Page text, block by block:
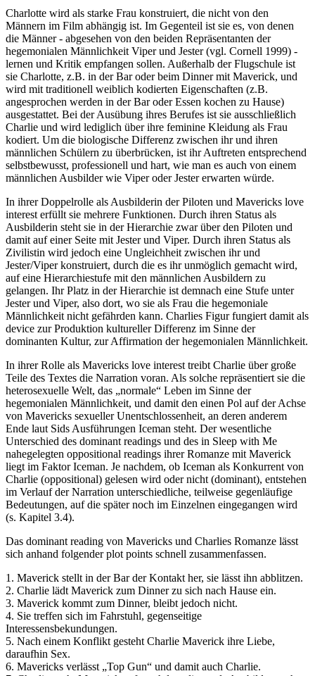
Charlotte wird als starke Frau konstruiert, die nicht von den
Männern im Film abhängig ist. Im Gegenteil ist sie es, von denen
die Männer - abgesehen von den beiden Repräsentanten der
hegemonialen Männlichkeit Viper und Jester (vgl. Cornell 1999) -
lernen und Kritik empfangen sollen. Außerhalb der Flugschule ist
sie Charlotte, z.B. in der Bar oder beim Dinner mit Maverick, und
wird mit traditionell weiblich kodierten Eigenschaften (z.B.
angesprochen werden in der Bar oder Essen kochen zu Hause)
ausgestattet. Bei der Ausübung ihres Berufes ist sie ausschließlich
Charlie und wird lediglich über ihre feminine Kleidung als Frau
kodiert. Um die biologische Differenz zwischen ihr und ihren
männlichen Schülern zu überbrücken, ist ihr Auftreten entsprechend
selbstbewusst, professionell und hart, wie man es auch von einem
männlichen Ausbilder wie Viper oder Jester erwarten würde.
In ihrer Doppelrolle als Ausbilderin der Piloten und Mavericks love
interest erfüllt sie mehrere Funktionen. Durch ihren Status als
Ausbilderin steht sie in der Hierarchie zwar über den Piloten und
damit auf einer Seite mit Jester und Viper. Durch ihren Status als
Zivilistin wird jedoch eine Ungleichheit zwischen ihr und
Jester/Viper konstruiert, durch die es ihr unmöglich gemacht wird,
auf eine Hierarchiestufe mit den männlichen Ausbildern zu
gelangen. Ihr Platz in der Hierarchie ist demnach eine Stufe unter
Jester und Viper, also dort, wo sie als Frau die hegemoniale
Männlichkeit nicht gefährden kann. Charlies Figur fungiert damit als
device zur Produktion kultureller Differenz im Sinne der
dominanten Kultur, zur Affirmation der hegemonialen Männlichkeit.
In ihrer Rolle als Mavericks love interest treibt Charlie über große
Teile des Textes die Narration voran. Als solche repräsentiert sie die
heterosexuelle Welt, das „normale“ Leben im Sinne der
hegemonialen Männlichkeit, und damit den einen Pol auf der Achse
von Mavericks sexueller Unentschlossenheit, an deren anderem
Ende laut Sids Ausführungen Iceman steht. Der wesentliche
Unterschied des dominant readings und des in Sleep with Me
nahegelegten oppositional readings ihrer Romanze mit Maverick
liegt im Faktor Iceman. Je nachdem, ob Iceman als Konkurrent von
Charlie (oppositional) gelesen wird oder nicht (dominant), entstehen
im Verlauf der Narration unterschiedliche, teilweise gegenläufige
Bedeutungen, auf die später noch im Einzelnen eingegangen wird
(s. Kapitel 3.4).
Das dominant reading von Mavericks und Charlies Romanze lässt
sich anhand folgender plot points schnell zusammenfassen.
1. Maverick stellt in der Bar der Kontakt her, sie lässt ihn abblitzen.
2. Charlie lädt Maverick zum Dinner zu sich nach Hause ein.
3. Maverick kommt zum Dinner, bleibt jedoch nicht.
4. Sie treffen sich im Fahrstuhl, gegenseitige
Interessensbekundungen.
5. Nach einem Konflikt gesteht Charlie Maverick ihre Liebe,
daraufhin Sex.
6. Mavericks verlässt „Top Gun“ und damit auch Charlie.